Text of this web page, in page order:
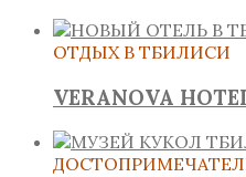
ОТДЫХ В ТБИЛИСИ
VERANOVA